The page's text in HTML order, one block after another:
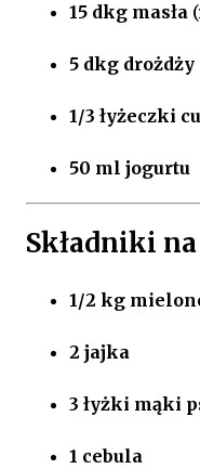
15 dkg masła
5 dkg drożdży
1/3 łyżeczki
50 ml jogurtu
Składniki
1/2 kg
2 jajka
3 łyżki mąki
1 cebula